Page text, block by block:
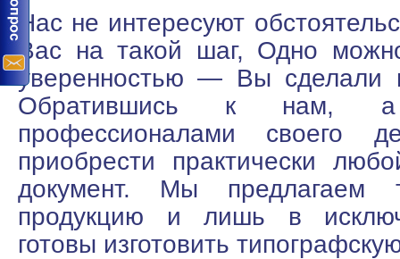
Нас не интересуют
Вас на такой шаг, Одно
уверенностью — Вы сделали
Обратившись к нам,
профессионалами своего
приобрести практически
документ. Мы предлагаем
продукцию и лишь в
готовы изготовить